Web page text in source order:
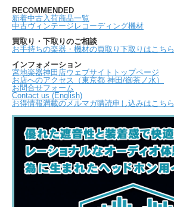
RECOMMENDED
新着中古入荷商品一覧
中古ヴィンテージレコーディング機材
買取り・下取りのご相談
お手持ちの楽器・機材の買取り下取りはこちら
インフォメーション
宮地楽器神田店ウェブサイトトップページ
お店へのアクセス（東京都 神田/御茶ノ水）
お問合せフォーム
Contact us (English)
お得情報満載のメルマガ購読申し込みはこちら